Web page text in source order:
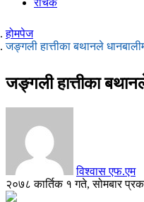
रोचक
होमपेज
जङ्गली हात्तीका बथानले
जङ्गली हात्तीका
विश्वास एफ.एम
२०७८ कार्तिक १ गते, सोमबार